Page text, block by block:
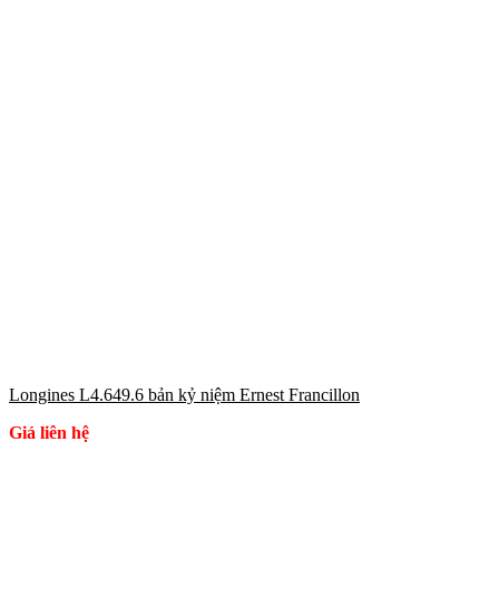
Longines L4.649.6 bản kỷ niệm Ernest Francillon
Giá liên hệ